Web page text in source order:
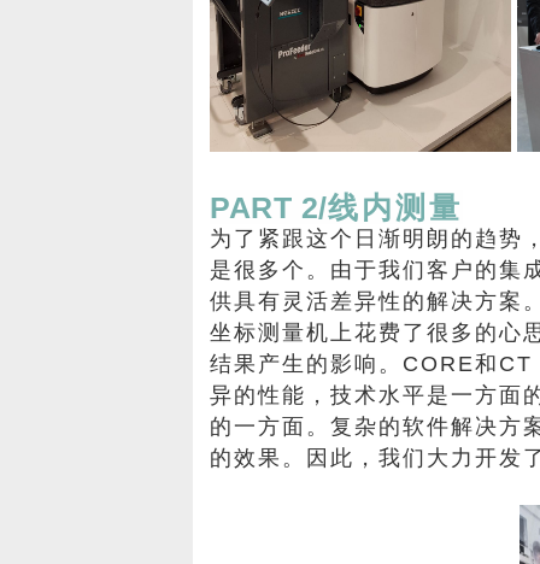
PART 2/线内测量
为了紧跟这个日渐明朗的趋势
是很多个。由于我们客户的集
供具有灵活差异性的解决方案
坐标测量机上花费了很多的心
结果产生的影响。CORE和
异的性能，技术水平是一方面
的一方面。复杂的软件解决方
的效果。因此，我们大力开发